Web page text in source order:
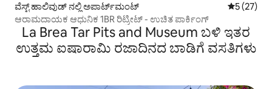
ವೆಸ್ಟ್‌ ಹಾಲಿವುಡ್ ನಲ್ಲಿ ಅಪಾರ್ಟ್‌ಮಂಟ್ 5 ರಲ್ಲಿ 5
5 (27)
ಆರಾಮದಾಯಕ ಆಧುನಿಕ 1BR ರಿಟ್ರೀಟ್ - ಉಚಿತ ಪಾರ್ಕಿಂಗ್
La Brea Tar Pits and Museum ಬಳಿ ಇತರ
ಉತ್ತಮ ಐಷಾರಾಮಿ ರಜಾದಿನದ ಬಾಡಿಗೆ ವಸತಿಗಳು